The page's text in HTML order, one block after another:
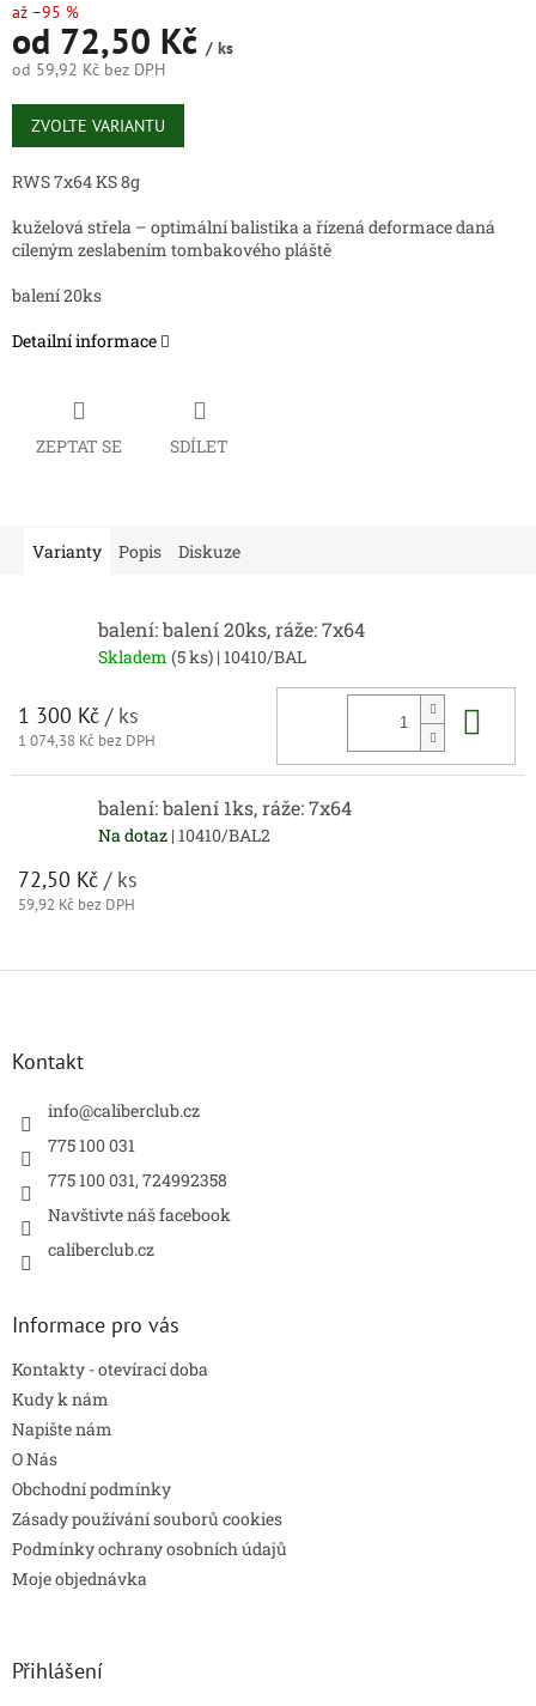
až –95 %
od 72,50 Kč / ks
od 59,92 Kč bez DPH
Měrná
cena:
ZVOLTE VARIANTU
RWS 7x64 KS 8g
kuželová střela – optimální balistika a řízená deformace daná
cíleným zeslabením tombakového pláště
balení 20ks
Detailní informace
ZEPTAT SE SDÍLET
Varianty Popis Diskuze
balení: balení 20ks, ráže: 7x64
Skladem (5 ks) | 10410/BAL
1 300 Kč / ks
1 074,38 Kč bez DPH
balení: balení 1ks, ráže: 7x64
Na dotaz | 10410/BAL2
72,50 Kč / ks
59,92 Kč bez DPH
Kontakt
info@caliberclub.cz
775 100 031
775 100 031, 724992358
Navštivte náš facebook
caliberclub.cz
Informace pro vás
Kontakty - otevírací doba
Kudy k nám
Napište nám
O Nás
Obchodní podmínky
Zásady používání souborů cookies
Podmínky ochrany osobních údajů
Moje objednávka
Přihlášení